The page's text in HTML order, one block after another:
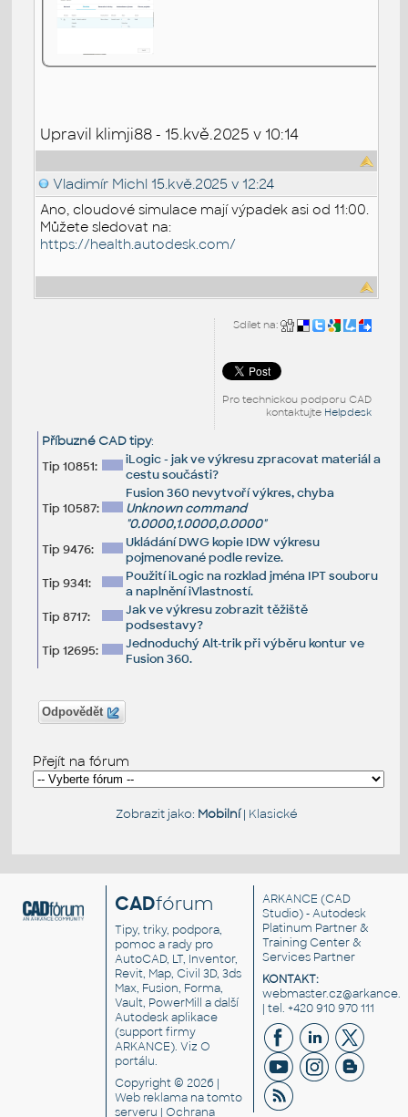
Upravil klimji88 - 15.kvě.2025 v 10:14
Vladimír Michl 15.kvě.2025 v 12:24
Ano, cloudové simulace mají výpadek asi od 11:00.
Můžete sledovat na:
https://health.autodesk.com/
Sdílet na:
Pro technickou podporu CAD
kontaktujte Helpdesk
Příbuzné CAD tipy:
Tip 10851:
iLogic - jak ve výkresu zpracovat materiál a
cestu součásti?
Tip 10587:
Fusion 360 nevytvoří výkres, chyba
Unknown command
"0.0000,1.0000,0.0000"
Tip 9476:
Ukládání DWG kopie IDW výkresu
pojmenované podle revize.
Tip 9341:
Použití iLogic na rozklad jména IPT souboru
a naplnění iVlastností.
Tip 8717:
Jak ve výkresu zobrazit těžiště
podsestavy?
Tip 12695:
Jednoduchý Alt-trik při výběru kontur ve
Fusion 360.
Odpovědět
Přejít na fórum
Zobrazit jako: Mobilní| Klasické
CADfórum
Tipy, triky, podpora,
pomoc a rady pro
AutoCAD, LT, Inventor,
Revit, Map, Civil 3D, 3ds
Max, Fusion, Forma,
Vault, PowerMill a další
Autodesk aplikace
(support firmy
ARKANCE). VizO
portálu.
Copyright © 2026 |
Web reklama na tomto
serveru |Ochrana
ARKANCE (CAD
Studio) - Autodesk
Platinum Partner &
Training Center &
Services Partner
KONTAKT:
| tel. +420 910 970 111